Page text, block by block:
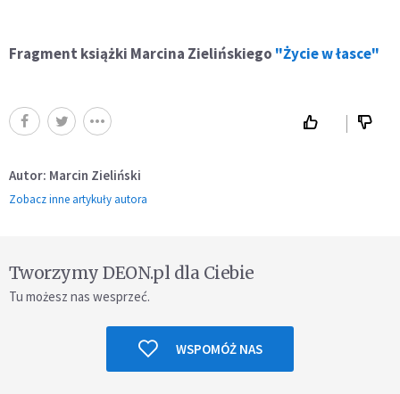
Fragment książki Marcina Zielińskiego "Życie w łasce"
Autor: Marcin Zieliński
Zobacz inne artykuły autora
Tworzymy DEON.pl dla Ciebie
Tu możesz nas wesprzeć.
WSPOMÓŻ NAS